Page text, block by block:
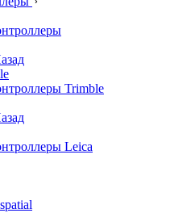
Trimble
Leica